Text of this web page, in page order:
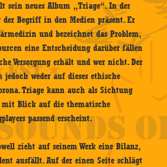
sein neues Album „Triage“. In der
der Begriff in den Medien präsent. Er
und bezeichnet das Problem,
eine Entscheidung darüber fällen
Versorgung erhält und wer nicht. Der
weder auf dieses ethische
Triage kann auch als Sichtung
mit Blick auf die thematische
passend erscheint.
zieht auf seinem Werk eine Bilanz,
ausfällt. Auf der einen Seite schlägt